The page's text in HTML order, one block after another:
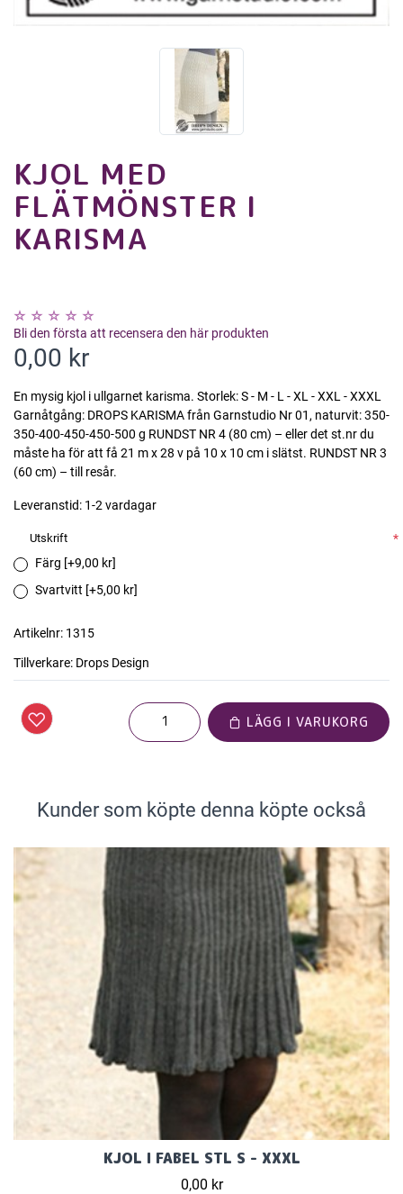
KJOL MED
FLÄTMÖNSTER I
KARISMA
Bli den första att recensera den här produkten
0,00 kr
En mysig kjol i ullgarnet karisma. Storlek: S - M - L - XL - XXL - XXXL
Garnåtgång: DROPS KARISMA från Garnstudio Nr 01, naturvit: 350-
350-400-450-450-500 g RUNDST NR 4 (80 cm) – eller det st.nr du
måste ha för att få 21 m x 28 v på 10 x 10 cm i slätst. RUNDST NR 3
(60 cm) – till resår.
Leveranstid: 1-2 vardagar
Utskrift
*
Färg [+9,00 kr]
Svartvitt [+5,00 kr]
Artikelnr: 1315
Tillverkare: Drops Design
LÄGG I VARUKORG
Kunder som köpte denna köpte också
KJOL I FABEL STL S - XXXL
0,00 kr